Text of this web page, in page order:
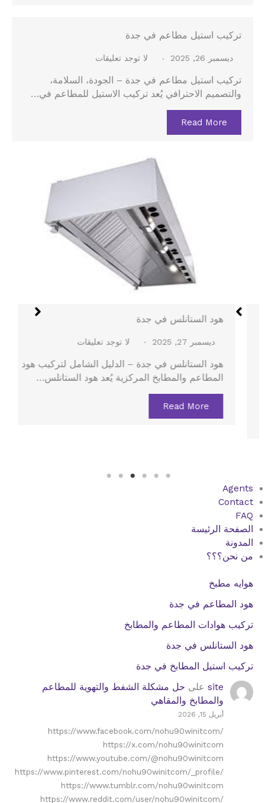
تركيب استيل مطاعم في جدة
ديسمبر 26, 2025 لا توجد تعليقات
تركيب استيل مطاعم في جدة – الجودة، السلامة،
والتصميم الاحترافي يُعد تركيب الاستيل للمطاعم في…
Read More
هود الستانلس في جدة
ديسمبر 27, 2025 لا توجد تعليقات
هود الستانلس في جدة – الدليل الشامل لتركيب هود
المطاعم والمطابخ المركزية يُعد هود الستانلس…
Read More
Agents
Contact
FAQ
الصفحة الرئيسة
المدونة
من نحن؟؟؟
هوايه مطبخ
هود المطاعم في جدة
تركيب هوادات المطاعم والمطابخ
هود الستانلس في جدة
تركيب استيل المطابخ في جدة
site على حل مشكلة الشفط والتهوية للمطاعم
والمطابخ والمقاهي
أبريل 15, 2026
https://www.facebook.com/nohu90winitcom/
https://x.com/nohu90winitcom
https://www.youtube.com/@nohu90winitcom
https://www.pinterest.com/nohu90winitcom/_profile/
https://www.tumblr.com/nohu90winitcom
https://www.reddit.com/user/nohu90winitcom/